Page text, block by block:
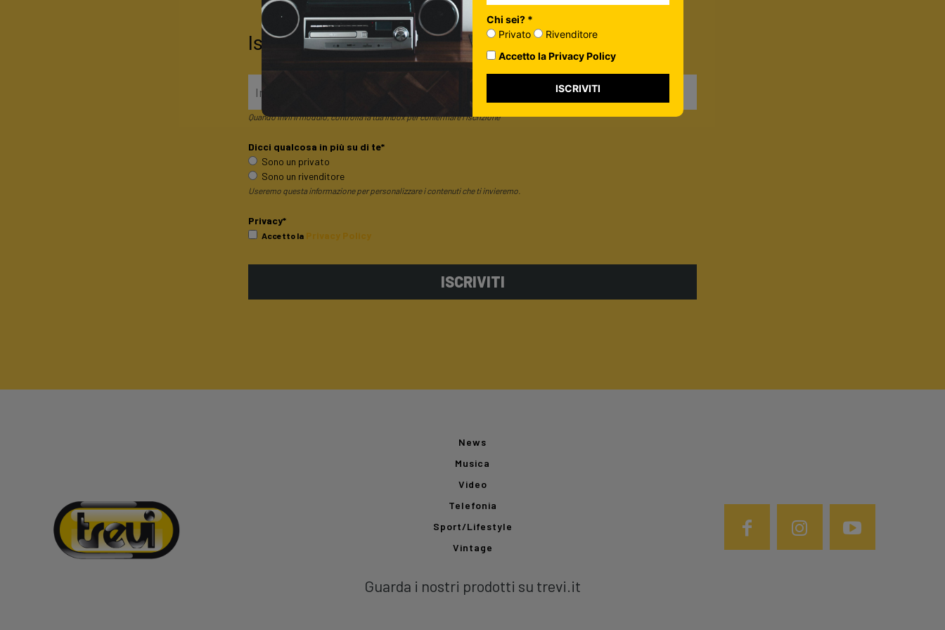
Iscriviti alla nostra newsletter
Quando invii il modulo, controlla la tua inbox per confermare l'iscrizione
Dicci qualcosa in più su di te*
Sono un privato
Sono un rivenditore
Useremo questa informazione per personalizzare i contenuti che ti invieremo.
Privacy*
Accetto la Privacy Policy
ISCRIVITI
News
Musica
Video
Telefonia
Sport/Lifestyle
Vintage
Guarda i nostri prodotti su trevi.it
Chi sei? *
Privato
Rivenditore
Accetto la Privacy Policy
ISCRIVITI